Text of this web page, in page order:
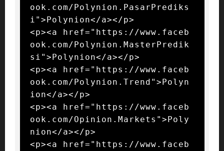
ook.com/Polynion.PasarPrediks
i">Polynion</a></p>
<p><a href="https://www.faceb
ook.com/Polynion.MasterPredik
si">Polynion</a></p>
<p><a href="https://www.faceb
ook.com/Polynion.Trend">Polyn
ion</a></p>
<p><a href="https://www.faceb
ook.com/Opinion.Markets">Poly
nion</a></p>
<p><a href="https://www.faceb